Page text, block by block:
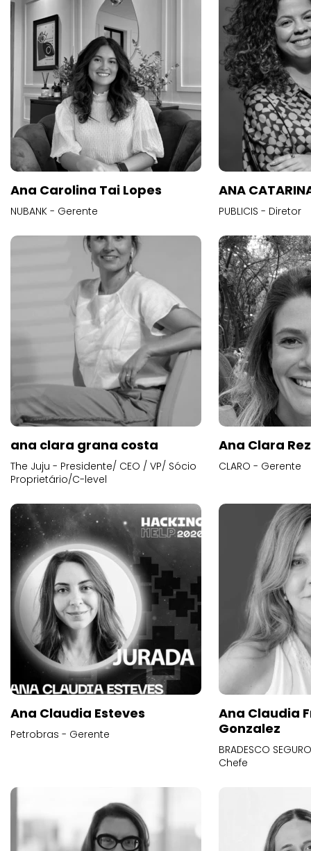
Ana Carolina Tai Lopes
NUBANK - Gerente
ANA
PUBLICIS - Diretor
ana clara grana costa
The Juju - Presidente/ CEO / VP/ Sócio
Proprietário/C-level
Ana Clara
CLARO - Gerente
Ana Claudia Esteves
Petrobras - Gerente
Ana Claudia
Gonzalez
BRADESCO
Chefe